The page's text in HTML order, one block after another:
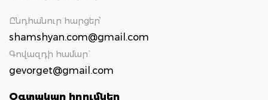
Ընդհանուր հարցեր՝
shamshyan.com@gmail.com
Գովազդի համար`
gevorget@gmail.com
Օգտակար հղումներ